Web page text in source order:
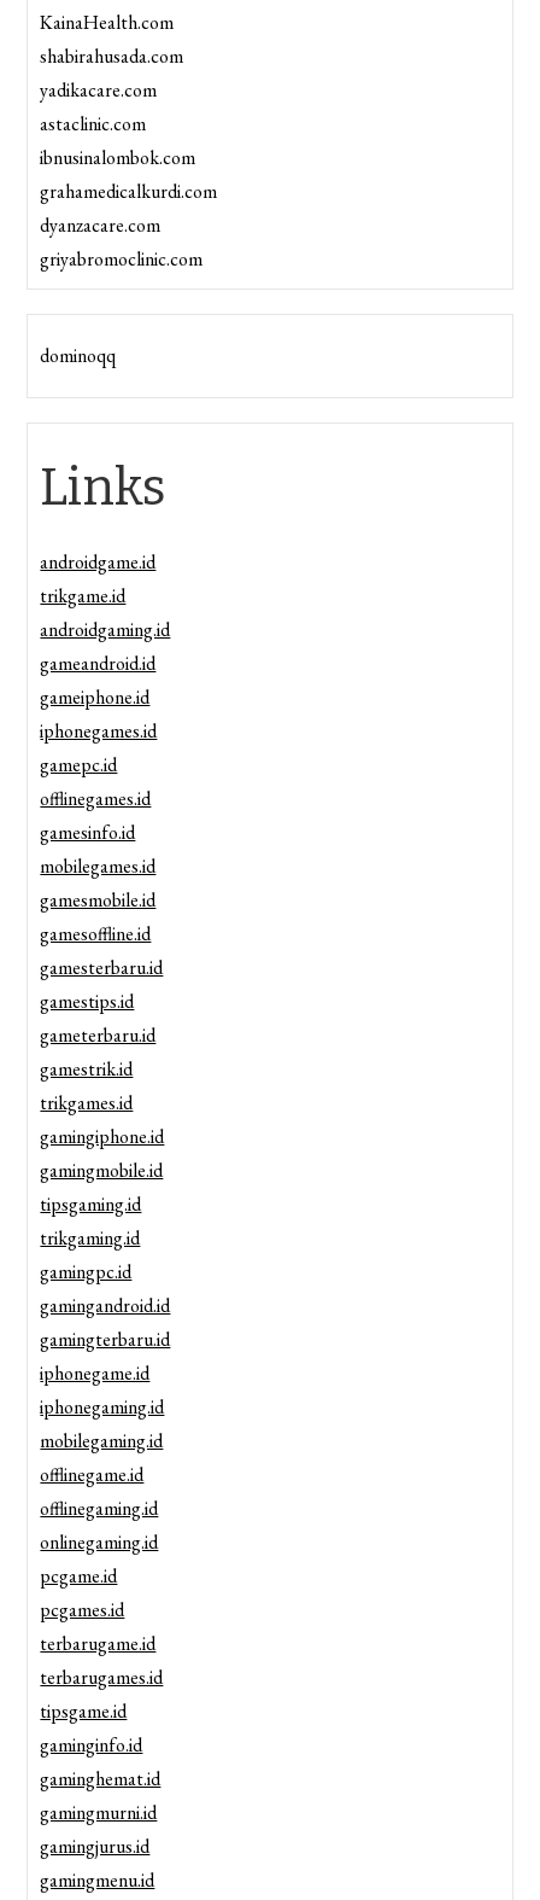
KainaHealth.com
shabirahusada.com
yadikacare.com
astaclinic.com
ibnusinalombok.com
grahamedicalkurdi.com
dyanzacare.com
griyabromoclinic.com
dominoqq
Links
androidgame.id
trikgame.id
androidgaming.id
gameandroid.id
gameiphone.id
iphonegames.id
gamepc.id
offlinegames.id
gamesinfo.id
mobilegames.id
gamesmobile.id
gamesoffline.id
gamesterbaru.id
gamestips.id
gameterbaru.id
gamestrik.id
trikgames.id
gamingiphone.id
gamingmobile.id
tipsgaming.id
trikgaming.id
gamingpc.id
gamingandroid.id
gamingterbaru.id
iphonegame.id
iphonegaming.id
mobilegaming.id
offlinegame.id
offlinegaming.id
onlinegaming.id
pcgame.id
pcgames.id
terbarugame.id
terbarugames.id
tipsgame.id
gaminginfo.id
gaminghemat.id
gamingmurni.id
gamingjurus.id
gamingmenu.id